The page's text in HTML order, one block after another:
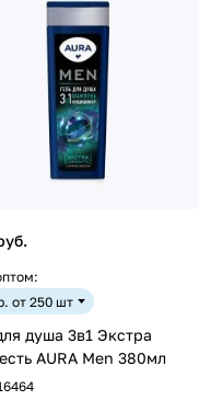
от 250 шт
душа 3в1 Экстра
AURA Men 380мл